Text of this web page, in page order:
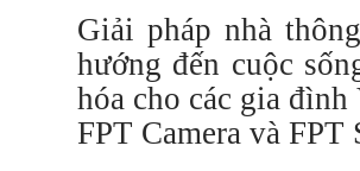
Giải pháp nhà
hướng đến cuộc
hóa cho các gia
FPT Camera và FPT